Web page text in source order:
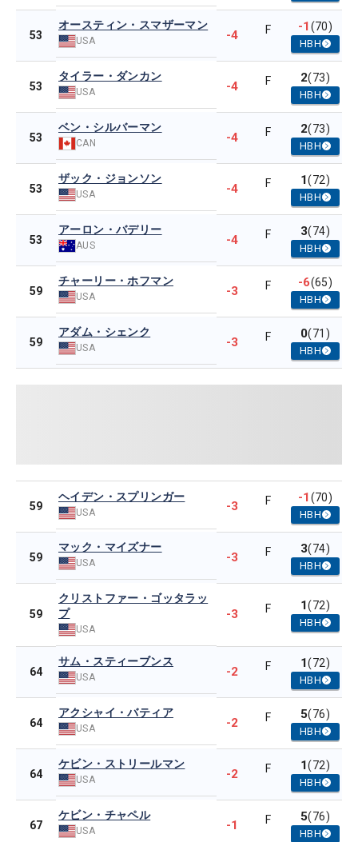
53
オースティン・スマザーマン
USA -4 F -1(70)
HBH
53
タイラー・ダンカン
USA -4 F 2(73)
HBH
53
ベン・シルバーマン
CAN -4 F 2(73)
HBH
53
ザック・ジョンソン
USA -4 F 1(72)
HBH
53
アーロン・バデリー
AUS -4 F 3(74)
HBH
59
チャーリー・ホフマン
USA -3 F -6(65)
HBH
59
アダム・シェンク
USA -3 F 0(71)
HBH
59
ヘイデン・スプリンガー
USA -3 F -1(70)
HBH
59
マック・マイズナー
USA -3 F 3(74)
HBH
59
クリストファー・ゴッタラッ
プ
USA
-3 F 1(72)
HBH
64
サム・スティーブンス
USA -2 F 1(72)
HBH
64
アクシャイ・バティア
USA -2 F 5(76)
HBH
64
ケビン・ストリールマン
USA -2 F 1(72)
HBH
67
ケビン・チャペル
USA -1 F 5(76)
HBH